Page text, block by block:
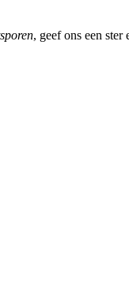
, geef ons een ster